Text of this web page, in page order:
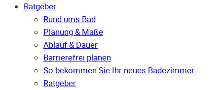
Ratgeber
Rund ums Bad
Planung & Maße
Ablauf & Dauer
Barrierefrei planen
So bekommen Sie Ihr neues Badezimmer
Ratgeber